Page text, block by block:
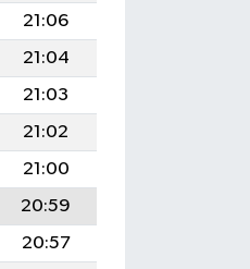
21:06
21:04
21:03
21:02
21:00
20:59
20:57